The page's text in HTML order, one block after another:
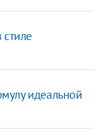
стиле
идеальной